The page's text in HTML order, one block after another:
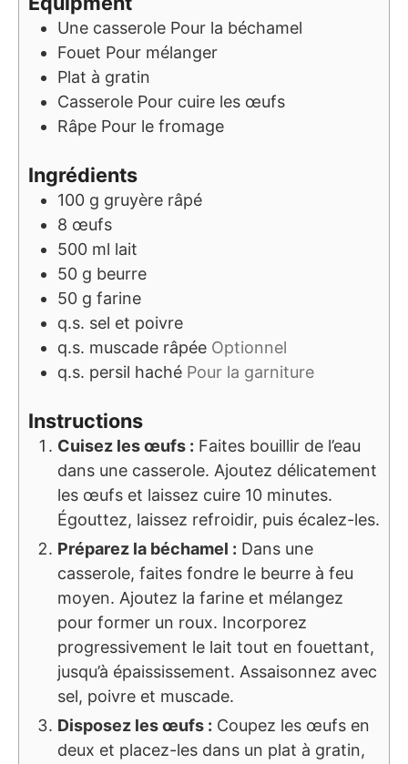
Une casserole Pour la béchamel
Fouet Pour mélanger
Plat à gratin
Casserole Pour cuire les œufs
Râpe Pour le fromage
Ingrédients
100 g gruyère râpé
8 œufs
500 ml lait
50 g beurre
50 g farine
q.s. sel et poivre
q.s. muscade râpée Optionnel
q.s. persil haché Pour la garniture
Instructions
Cuisez les œufs : Faites bouillir de l’eau
dans une casserole. Ajoutez délicatement
les œufs et laissez cuire 10 minutes.
Égouttez, laissez refroidir, puis écalez-les.
Préparez la béchamel : Dans une
casserole, faites fondre le beurre à feu
moyen. Ajoutez la farine et mélangez
pour former un roux. Incorporez
progressivement le lait tout en fouettant,
jusqu’à épaississement. Assaisonnez avec
sel, poivre et muscade.
Disposez les œufs : Coupez les œufs en
deux et placez-les dans un plat à gratin,